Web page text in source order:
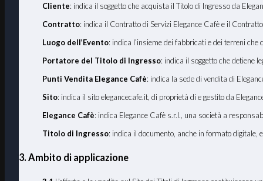
Cliente: indica il soggetto che acquista il Titolo di Ingresso da
Contratto: indica il Contratto di Servizi Elegance Cafè e il
Luogo dell’Evento: indica l’insieme dei fabbricati e dei terreni
Portatore del Titolo di Ingresso: indica il soggetto che detiene
Punti Vendita Elegance Cafè: indica la sede di vendita di
Sito: indica il sito elegancecafe.it, di proprietà di e gestito da
Elegance Cafè: indica Elegance Cafè s.r.l., una società a
Titolo di Ingresso: indica il documento, anche in formato digitale,
3. Ambito di applicazione